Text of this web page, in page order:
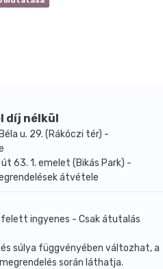
díj nélkül
u. 29. (Rákóczi tér) -
63. 1. emelet (Bikás Park) -
átvétele
ingyenes - Csak átutalás
súlya függvényében változhat, a
során láthatja.